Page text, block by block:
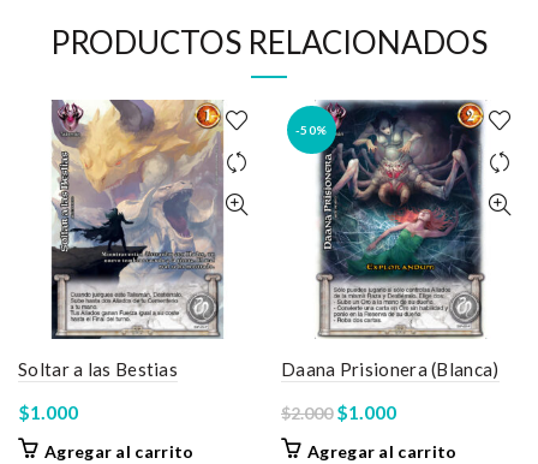
PRODUCTOS RELACIONADOS
Soltar a las Bestias
$1.000
Agregar al carrito
-50%
Daana Prisionera (Blanca)
$2.000 El
$1.000El
precio
Agregar al carrito